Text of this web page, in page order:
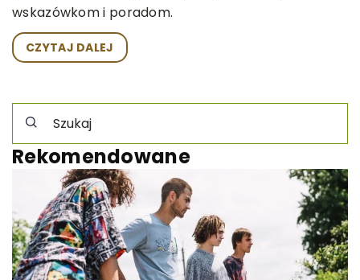
wskazówkom i poradom.
CZYTAJ DALEJ
Rekomendowane